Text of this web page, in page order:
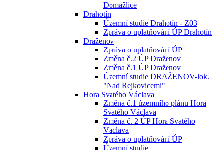
Domažlice
Drahotín
Územní studie Drahotín - Z03
Zpráva o uplatňování ÚP Drahotín
Draženov
Zpráva o uplatňování ÚP
Změna č.2 ÚP Draženov
Změna č.1 ÚP Draženov
Územní studie DRAŽENOV-lok.
"Nad Rejkovicemi"
Hora Svatého Václava
Změna č.1 územního plánu Hora
Svatého Václava
Změna č. 2 ÚP Hora Svatého
Václava
Zpráva o uplatňování ÚP
Územní studie